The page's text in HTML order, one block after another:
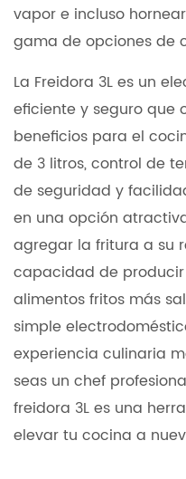
vapor e incluso
gama de opciones de
La Freidora 3L es un
eficiente y seguro que
beneficios para el
de 3 litros, control de
de seguridad y
en una opción
agregar la fritura a su
capacidad de
alimentos fritos más
simple
experiencia culinaria
seas un chef
freidora 3L es una
elevar tu cocina a